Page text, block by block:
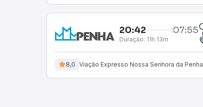
20:42 07:55
Duração: 11h 13m
8,0 Viação Expresso Nossa Senhora da Penha